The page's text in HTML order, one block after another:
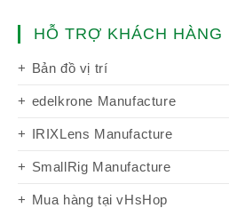
HỖ TRỢ KHÁCH HÀNG
Bản đồ vị trí
edelkrone Manufacture
IRIXLens Manufacture
SmallRig Manufacture
Mua hàng tại vHsHop